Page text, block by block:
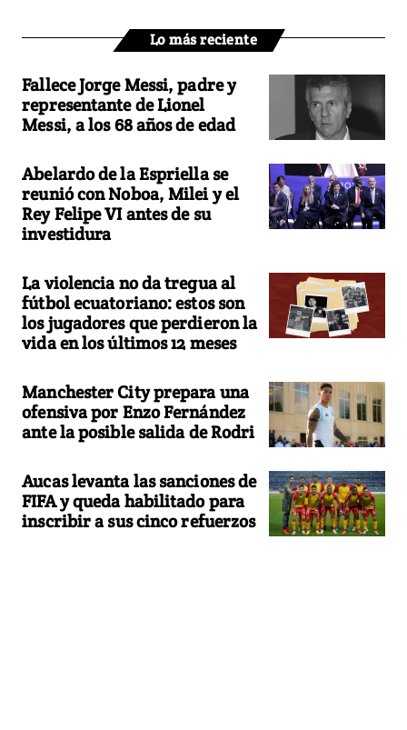
Lo más reciente
Fallece Jorge Messi, padre y
representante de Lionel
Messi, a los 68 años de edad
Abelardo de la Espriella se
reunió con Noboa, Milei y el
Rey Felipe VI antes de su
investidura
La violencia no da tregua al
fútbol ecuatoriano: estos son
los jugadores que perdieron la
vida en los últimos 12 meses
Manchester City prepara una
ofensiva por Enzo Fernández
ante la posible salida de Rodri
Aucas levanta las sanciones de
FIFA y queda habilitado para
inscribir a sus cinco refuerzos